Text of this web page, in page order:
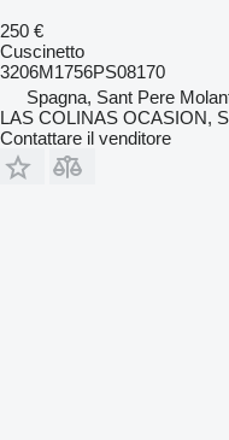
250 €
Cuscinetto
3206M1756PS08170
Spagna, Sant Pere
LAS COLINAS OCASION,
Contattare il venditore